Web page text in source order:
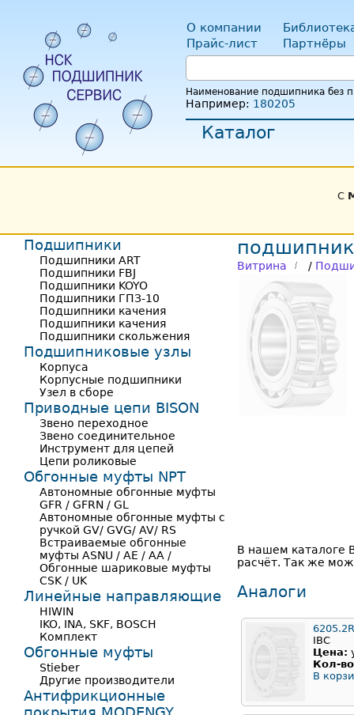
О компании
Прайс-лист
Партнёры
Наименование подшипника без
Например: 180205
Каталог
С
подшипник
Витрина /
В нашем каталоге
расчёт. Так же
Аналоги
IBC
Цена:
Кол-
В
Подшипники
Подшипники ART
Подшипники FBJ
Подшипники KOYO
Подшипники ГПЗ-10
Подшипники качения
Подшипники качения
Подшипники скольжения
Подшипниковые узлы
Корпуса
Корпусные подшипники
Узел в сборе
Приводные цепи BISON
Звено переходное
Звено соединительное
Инструмент для цепей
Цепи роликовые
Обгонные муфты NPT
Автономные обгонные муфты
GFR / GFRN / GL
Автономные обгонные муфты с
ручкой GV/ GVG/ AV/ RS
Встраиваемые обгонные
муфты ASNU / AE / AA /
Обгонные шариковые муфты
CSK / UK
Линейные направляющие
HIWIN
IKO, INA, SKF, BOSCH
Комплект
Обгонные муфты
Stieber
Другие производители
Антифрикционные